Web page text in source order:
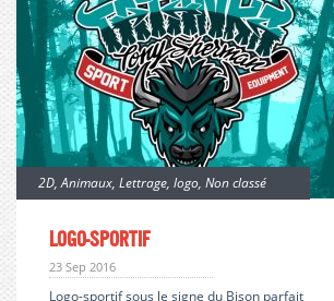
2D,Animaux, Lettrage, logo, Non classé
logo-sportif
23 Sep 2016
Logo-sportif sous le signe du Bison parfait